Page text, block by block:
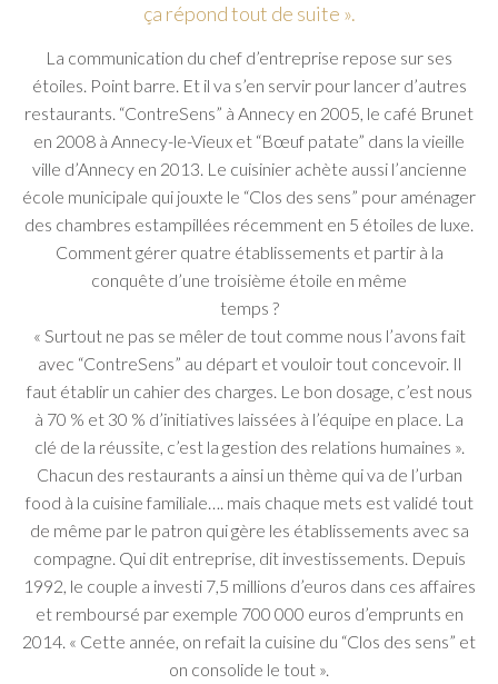
ça répond tout de suite ».
La communication du chef d’entreprise repose sur ses
étoiles. Point barre. Et il va s’en servir pour lancer d’autres
restaurants. “ContreSens” à Annecy en 2005, le café Brunet
en 2008 à Annecy-le-Vieux et “Bœuf patate” dans la vieille
ville d’Annecy en 2013. Le cuisinier achète aussi l’ancienne
école municipale qui jouxte le “Clos des sens” pour aménager
des chambres estampillées récemment en 5 étoiles de luxe.
Comment gérer quatre établissements et partir à la
conquête d’une troisième étoile en même
temps ?
« Surtout ne pas se mêler de tout comme nous l’avons fait
avec “ContreSens” au départ et vouloir tout concevoir. Il
faut établir un cahier des charges. Le bon dosage, c’est nous
à 70 % et 30 % d’initiatives laissées à l’équipe en place. La
clé de la réussite, c’est la gestion des relations humaines ».
Chacun des restaurants a ainsi un thème qui va de l’urban
food à la cuisine familiale…. mais chaque mets est validé tout
de même par le patron qui gère les établissements avec sa
compagne. Qui dit entreprise, dit investissements. Depuis
1992, le couple a investi 7,5 millions d’euros dans ces affaires
et remboursé par exemple 700 000 euros d’emprunts en
2014. « Cette année, on refait la cuisine du “Clos des sens” et
on consolide le tout ».